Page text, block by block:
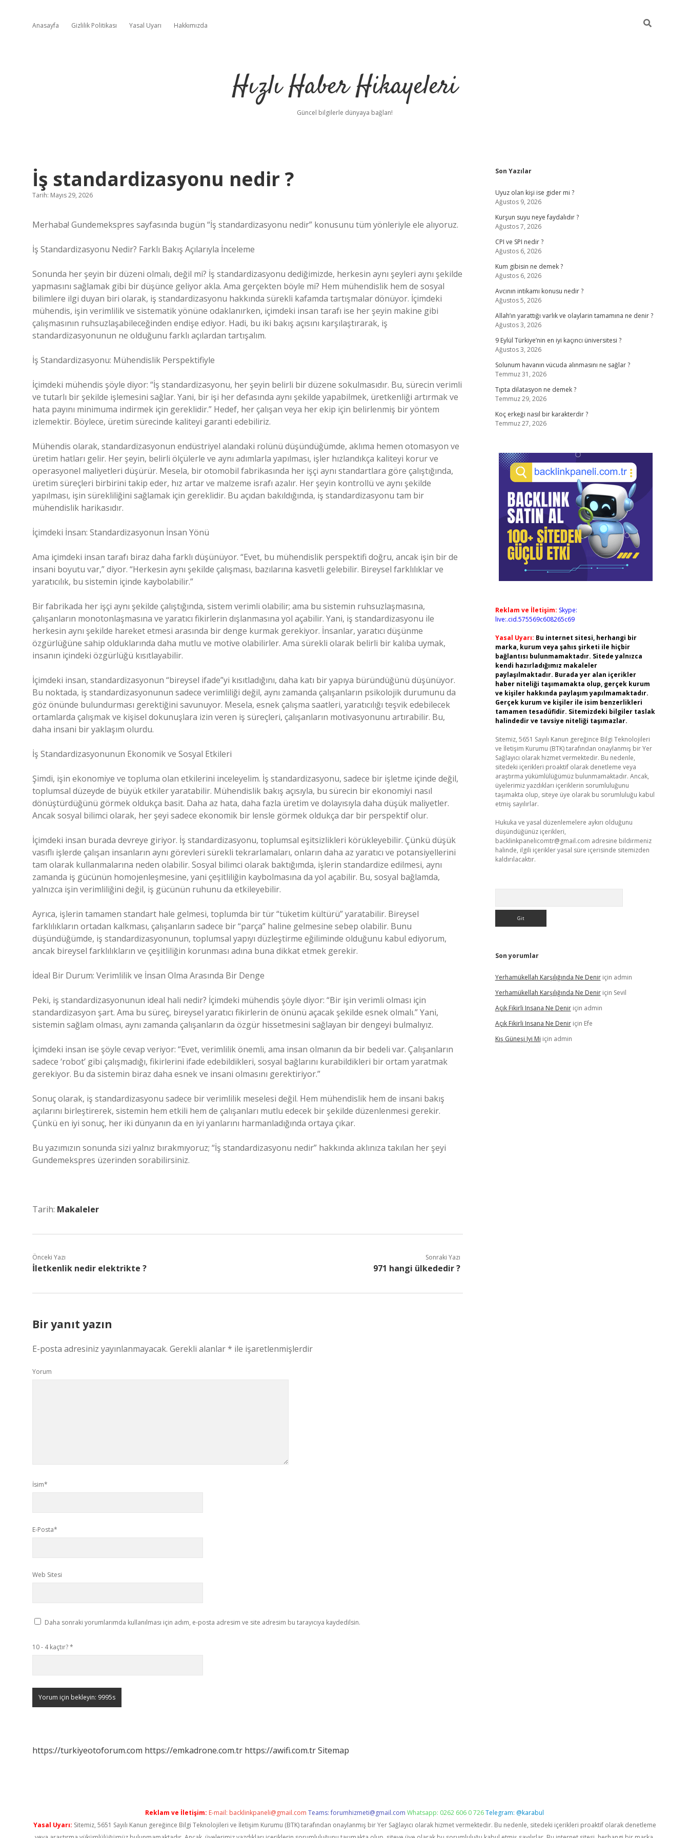
Anasayfa Gizlilik Politikası Yasal Uyarı Hakkımızda
Hızlı Haber Hikayeleri
Güncel bilgilerle dünyaya bağlan!
İş standardizasyonu nedir ?
Tarih: Mayıs 29, 2026
Merhaba! Gundemekspres sayfasında bugün “İş standardizasyonu nedir” konusunu tüm yönleriyle ele alıyoruz.
İş Standardizasyonu Nedir? Farklı Bakış Açılarıyla İnceleme
Sonunda her şeyin bir düzeni olmalı, değil mi? İş standardizasyonu dediğimizde, herkesin aynı şeyleri aynı şekilde
yapmasını sağlamak gibi bir düşünce geliyor akla. Ama gerçekten böyle mi? Hem mühendislik hem de sosyal
bilimlere ilgi duyan biri olarak, iş standardizasyonu hakkında sürekli kafamda tartışmalar dönüyor. İçimdeki
mühendis, işin verimlilik ve sistematik yönüne odaklanırken, içimdeki insan tarafı ise her şeyin makine gibi
çalışmasının ruhsuzlaşabileceğinden endişe ediyor. Hadi, bu iki bakış açısını karşılaştırarak, iş
standardizasyonunun ne olduğunu farklı açılardan tartışalım.
İş Standardizasyonu: Mühendislik Perspektifiyle
İçimdeki mühendis şöyle diyor: “İş standardizasyonu, her şeyin belirli bir düzene sokulmasıdır. Bu, sürecin verimli
ve tutarlı bir şekilde işlemesini sağlar. Yani, bir işi her defasında aynı şekilde yapabilmek, üretkenliği artırmak ve
hata payını minimuma indirmek için gereklidir.” Hedef, her çalışan veya her ekip için belirlenmiş bir yöntem
izlemektir. Böylece, üretim sürecinde kaliteyi garanti edebiliriz.
Mühendis olarak, standardizasyonun endüstriyel alandaki rolünü düşündüğümde, aklıma hemen otomasyon ve
üretim hatları gelir. Her şeyin, belirli ölçülerle ve aynı adımlarla yapılması, işler hızlandıkça kaliteyi korur ve
operasyonel maliyetleri düşürür. Mesela, bir otomobil fabrikasında her işçi aynı standartlara göre çalıştığında,
üretim süreçleri birbirini takip eder, hız artar ve malzeme israfı azalır. Her şeyin kontrollü ve aynı şekilde
yapılması, işin sürekliliğini sağlamak için gereklidir. Bu açıdan bakıldığında, iş standardizasyonu tam bir
mühendislik harikasıdır.
İçimdeki İnsan: Standardizasyonun İnsan Yönü
Ama içimdeki insan tarafı biraz daha farklı düşünüyor. “Evet, bu mühendislik perspektifi doğru, ancak işin bir de
insani boyutu var,” diyor. “Herkesin aynı şekilde çalışması, bazılarına kasvetli gelebilir. Bireysel farklılıklar ve
yaratıcılık, bu sistemin içinde kaybolabilir.”
Bir fabrikada her işçi aynı şekilde çalıştığında, sistem verimli olabilir; ama bu sistemin ruhsuzlaşmasına,
çalışanların monotonlaşmasına ve yaratıcı fikirlerin dışlanmasına yol açabilir. Yani, iş standardizasyonu ile
herkesin aynı şekilde hareket etmesi arasında bir denge kurmak gerekiyor. İnsanlar, yaratıcı düşünme
özgürlüğüne sahip olduklarında daha mutlu ve motive olabilirler. Ama sürekli olarak belirli bir kalıba uymak,
insanın içindeki özgürlüğü kısıtlayabilir.
İçimdeki insan, standardizasyonun “bireysel ifade”yi kısıtladığını, daha katı bir yapıya büründüğünü düşünüyor.
Bu noktada, iş standardizasyonunun sadece verimliliği değil, aynı zamanda çalışanların psikolojik durumunu da
göz önünde bulundurması gerektiğini savunuyor. Mesela, esnek çalışma saatleri, yaratıcılığı teşvik edebilecek
ortamlarda çalışmak ve kişisel dokunuşlara izin veren iş süreçleri, çalışanların motivasyonunu artırabilir. Bu,
daha insani bir yaklaşım olurdu.
İş Standardizasyonunun Ekonomik ve Sosyal Etkileri
Şimdi, işin ekonomiye ve topluma olan etkilerini inceleyelim. İş standardizasyonu, sadece bir işletme içinde değil,
toplumsal düzeyde de büyük etkiler yaratabilir. Mühendislik bakış açısıyla, bu sürecin bir ekonomiyi nasıl
dönüştürdüğünü görmek oldukça basit. Daha az hata, daha fazla üretim ve dolayısıyla daha düşük maliyetler.
Ancak sosyal bilimci olarak, her şeyi sadece ekonomik bir lensle görmek oldukça dar bir perspektif olur.
İçimdeki insan burada devreye giriyor. İş standardizasyonu, toplumsal eşitsizlikleri körükleyebilir. Çünkü düşük
vasıflı işlerde çalışan insanların aynı görevleri sürekli tekrarlamaları, onların daha az yaratıcı ve potansiyellerini
tam olarak kullanmalarına neden olabilir. Sosyal bilimci olarak baktığımda, işlerin standardize edilmesi, aynı
zamanda iş gücünün homojenleşmesine, yani çeşitliliğin kaybolmasına da yol açabilir. Bu, sosyal bağlamda,
yalnızca işin verimliliğini değil, iş gücünün ruhunu da etkileyebilir.
Ayrıca, işlerin tamamen standart hale gelmesi, toplumda bir tür “tüketim kültürü” yaratabilir. Bireysel
farklılıkların ortadan kalkması, çalışanların sadece bir “parça” haline gelmesine sebep olabilir. Bunu
düşündüğümde, iş standardizasyonunun, toplumsal yapıyı düzleştirme eğiliminde olduğunu kabul ediyorum,
ancak bireysel farklılıkların ve çeşitliliğin korunması adına buna dikkat etmek gerekir.
İdeal Bir Durum: Verimlilik ve İnsan Olma Arasında Bir Denge
Peki, iş standardizasyonunun ideal hali nedir? İçimdeki mühendis şöyle diyor: “Bir işin verimli olması için
standardizasyon şart. Ama bu süreç, bireysel yaratıcı fikirlerin de önünü açacak şekilde esnek olmalı.” Yani,
sistemin sağlam olması, aynı zamanda çalışanların da özgür hissetmesini sağlayan bir dengeyi bulmalıyız.
İçimdeki insan ise şöyle cevap veriyor: “Evet, verimlilik önemli, ama insan olmanın da bir bedeli var. Çalışanların
sadece ‘robot’ gibi çalışmadığı, fikirlerini ifade edebildikleri, sosyal bağlarını kurabildikleri bir ortam yaratmak
gerekiyor. Bu da sistemin biraz daha esnek ve insani olmasını gerektiriyor.”
Sonuç olarak, iş standardizasyonu sadece bir verimlilik meselesi değil. Hem mühendislik hem de insani bakış
açılarını birleştirerek, sistemin hem etkili hem de çalışanları mutlu edecek bir şekilde düzenlenmesi gerekir.
Çünkü en iyi sonuç, her iki dünyanın da en iyi yanlarını harmanladığında ortaya çıkar.
Bu yazımızın sonunda sizi yalnız bırakmıyoruz; “İş standardizasyonu nedir” hakkında aklınıza takılan her şeyi
Gundemekspres üzerinden sorabilirsiniz.
Tarih: Makaleler
Önceki Yazı
İletkenlik nedir elektrikte ?
Sonraki Yazı
971 hangi ülkededir ?
Bir yanıt yazın
E-posta adresiniz yayınlanmayacak. Gerekli alanlar* ile işaretlenmişlerdir
Yorum
İsim*
E-Posta*
Web Sitesi
Daha sonraki yorumlarımda kullanılması için adım, e-posta adresim ve site adresim bu tarayıcıya kaydedilsin.
10 - 4 kaçtır?*
https://turkiyeotoforum.com https://emkadrone.com.tr https://awifi.com.trSitemap
Sidebar
Son Yazılar
Uyuz olan kişi ise gider mi ?
Ağustos 9, 2026
Kurşun suyu neye faydalıdır ?
Ağustos 7, 2026
CPI ve SPI nedir ?
Ağustos 6, 2026
Kum gibisin ne demek ?
Ağustos 6, 2026
Avcının intikamı konusu nedir ?
Ağustos 5, 2026
Allah’ın yarattığı varlık ve olaylarin tamamına ne denir ?
Ağustos 3, 2026
9 Eylül Türkiye’nin en iyi kaçıncı üniversitesi ?
Ağustos 3, 2026
Solunum havanın vücuda alınmasını ne sağlar ?
Temmuz 31, 2026
Tıpta dilatasyon ne demek ?
Temmuz 29, 2026
Koç erkeği nasıl bir karakterdir ?
Temmuz 27, 2026
Reklam ve İletişim: Skype:
live:.cid.575569c608265c69
Yasal Uyarı: Bu internet sitesi, herhangi bir
marka, kurum veya şahıs şirketi ile hiçbir
bağlantısı bulunmamaktadır. Sitede yalnızca
kendi hazırladığımız makaleler
paylaşılmaktadır. Burada yer alan içerikler
haber niteliği taşımamakta olup, gerçek kurum
ve kişiler hakkında paylaşım yapılmamaktadır.
Gerçek kurum ve kişiler ile isim benzerlikleri
tamamen tesadüfidir. Sitemizdeki bilgiler taslak
halindedir ve tavsiye niteliği taşımazlar.
Sitemiz, 5651 Sayılı Kanun gereğince Bilgi Teknolojileri
ve İletişim Kurumu (BTK) tarafından onaylanmış bir Yer
Sağlayıcı olarak hizmet vermektedir. Bu nedenle,
sitedeki içerikleri proaktif olarak denetleme veya
araştırma yükümlülüğümüz bulunmamaktadır. Ancak,
üyelerimiz yazdıkları içeriklerin sorumluluğunu
taşımakta olup, siteye üye olarak bu sorumluluğu kabul
etmiş sayılırlar.
Hukuka ve yasal düzenlemelere aykırı olduğunu
düşündüğünüz içerikleri,
backlinkpanelicomtr@gmail.com adresine bildirmeniz
halinde, ilgili içerikler yasal süre içerisinde sitemizden
kaldırılacaktır.
Son yorumlar
Yerhamükellah Karşılığında Ne Deniriçin admin
Yerhamükellah Karşılığında Ne Deniriçin Sevil
Açık Fikirli Insana Ne Deniriçin admin
Açık Fikirli Insana Ne Deniriçin Efe
Kış Güneşi Iyi Mi için admin
Reklam ve İletişim: E-mail: backlinkpaneli@gmail.com Teams:forumhizmeti@gmail.com Whatsapp: 0262 606 0 726Telegram: @karabul
Yasal Uyarı: Sitemiz, 5651 Sayılı Kanun gereğince Bilgi Teknolojileri ve İletişim Kurumu (BTK) tarafından onaylanmış bir Yer Sağlayıcı olarak hizmet vermektedir. Bu nedenle, sitedeki içerikleri proaktif olarak denetleme